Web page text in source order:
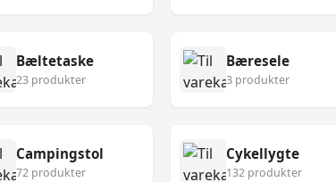
Bæltetaske
23 produkter
Bæresele
3 produkter
Campingstol
72 produkter
Cykellygte
132 produkter